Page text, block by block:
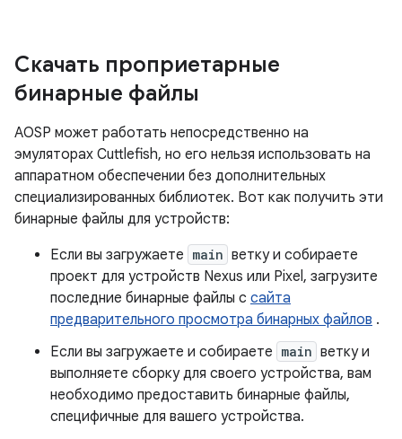
Скачать проприетарные
бинарные файлы
AOSP может работать непосредственно на
эмуляторах Cuttlefish, но его нельзя использовать на
аппаратном обеспечении без дополнительных
специализированных библиотек. Вот как получить эти
бинарные файлы для устройств:
Если вы загружаете main ветку и собираете
проект для устройств Nexus или Pixel, загрузите
последние бинарные файлы с сайта
предварительного просмотра бинарных файлов .
Если вы загружаете и собираете main ветку и
выполняете сборку для своего устройства, вам
необходимо предоставить бинарные файлы,
специфичные для вашего устройства.